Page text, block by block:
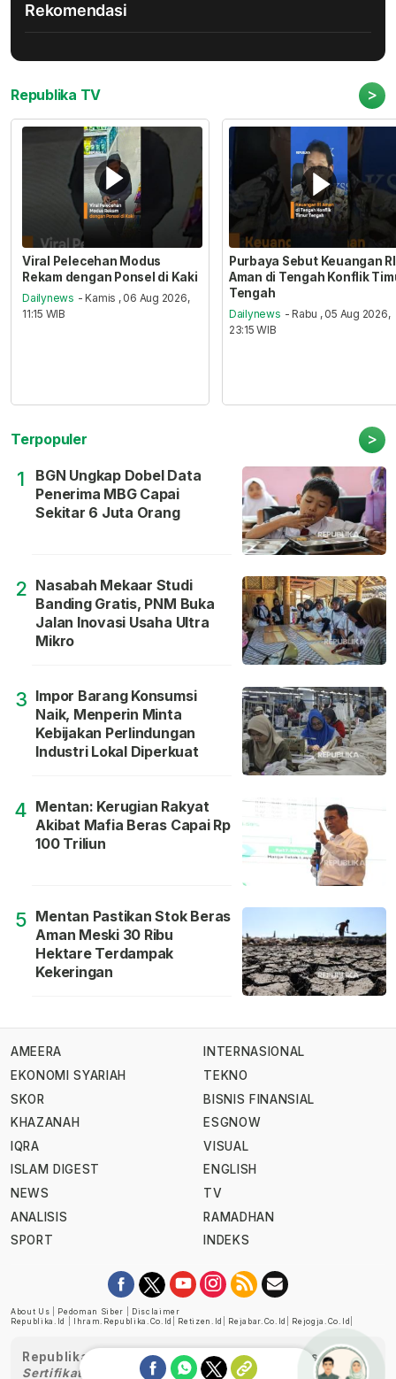
Rekomendasi
Republika TV >
Viral Pelecehan Modus
Rekam dengan Ponsel di Kaki
Dailynews - Kamis , 06 Aug 2026,
11:15 WIB
Purbaya Sebut Keuangan RI
Aman di Tengah Konflik
Tengah
Dailynews - Rabu , 05 Aug 2026,
23:15 WIB
Terpopuler >
1
BGN Ungkap Dobel Data
Penerima MBG Capai
Sekitar 6 Juta Orang
2 Nasabah Mekaar Studi
Banding Gratis, PNM Buka
Jalan Inovasi Usaha Ultra
Mikro
3 Impor Barang Konsumsi
Naik, Menperin Minta
Kebijakan Perlindungan
Industri Lokal Diperkuat
4 Mentan: Kerugian Rakyat
Akibat Mafia Beras Capai Rp
100 Triliun
5 Mentan Pastikan Stok Beras
Aman Meski 30 Ribu
Hektare Terdampak
Kekeringan
AMEERA
EKONOMI SYARIAH
SKOR
KHAZANAH
IQRA
ISLAM DIGEST
NEWS
ANALISIS
SPORT
INTERNASIONAL
TEKNO
BISNIS FINANSIAL
ESGNOW
VISUAL
ENGLISH
TV
RAMADHAN
INDEKS
About Us Pedoman Siber
Disclaimer
Republika.id
Ihram.republika.co.id Retizen.id Rejabar.co.id Rejogja.co.id
Republika telah diverifikasi oleh Dewan Pers
Sertifikat Nomor 1058/DP-Verifikasi/K/XII/2022